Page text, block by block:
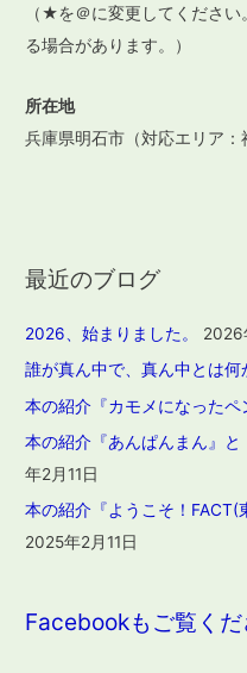
（★を＠に変更してくださ
る場合があります。）
所在地
兵庫県明石市（対応エリア：
最近のブログ
2026、始まりました。
2026
誰が真ん中で、真ん中とは何
本の紹介『カモメになったペ
本の紹介『あんぱんまん』と
年2月11日
本の紹介『ようこそ！FACT(
2025年2月11日
Facebookもご覧くだ